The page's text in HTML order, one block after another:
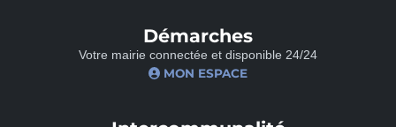
Démarches
Votre mairie connectée et disponible 24/24
MON ESPACE